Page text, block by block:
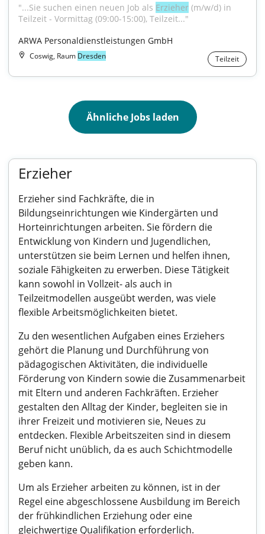
"...Sie suchen einen neuen Job als Erzieher (m/w/d) in
Teilzeit - Vormittag (09:00-15:00), Teilzeit..."
ARWA Personaldienstleistungen GmbH
Coswig, Raum Dresden Teilzeit
Ähnliche Jobs laden
Erzieher
Erzieher sind Fachkräfte, die in
Bildungseinrichtungen wie Kindergärten und
Horteinrichtungen arbeiten. Sie fördern die
Entwicklung von Kindern und Jugendlichen,
unterstützen sie beim Lernen und helfen ihnen,
soziale Fähigkeiten zu erwerben. Diese Tätigkeit
kann sowohl in Vollzeit- als auch in
Teilzeitmodellen ausgeübt werden, was viele
flexible Arbeitsmöglichkeiten bietet.
Zu den wesentlichen Aufgaben eines Erziehers
gehört die Planung und Durchführung von
pädagogischen Aktivitäten, die individuelle
Förderung von Kindern sowie die Zusammenarbeit
mit Eltern und anderen Fachkräften. Erzieher
gestalten den Alltag der Kinder, begleiten sie in
ihrer Freizeit und motivieren sie, Neues zu
entdecken. Flexible Arbeitszeiten sind in diesem
Beruf nicht unüblich, da es auch Schichtmodelle
geben kann.
Um als Erzieher arbeiten zu können, ist in der
Regel eine abgeschlossene Ausbildung im Bereich
der frühkindlichen Erziehung oder eine
gleichwertige Qualifikation erforderlich.